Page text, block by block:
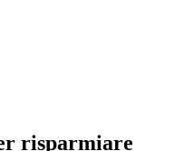
risparmiare